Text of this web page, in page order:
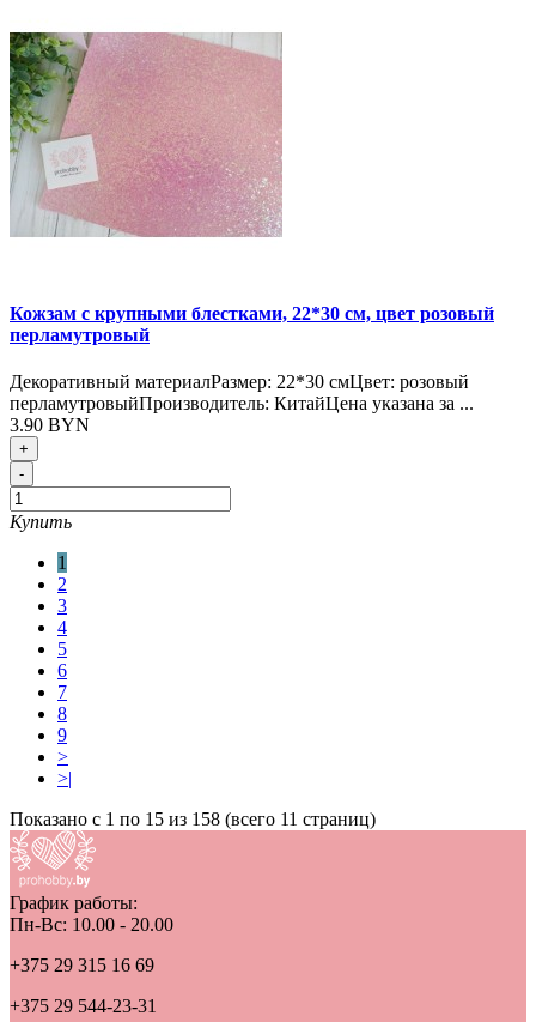
Кожзам с крупными блестками, 22*30 см, цвет розовый
перламутровый
Декоративный материалРазмер: 22*30 смЦвет: розовый
перламутровыйПроизводитель: КитайЦена указана за ...
3.90 BYN
+
-
Купить
1
2
3
4
5
6
7
8
9
>
>|
Показано с 1 по 15 из 158 (всего 11 страниц)
График работы:
Пн-Вс: 10.00 - 20.00
+375 29 315 16 69
+375 29 544-23-31